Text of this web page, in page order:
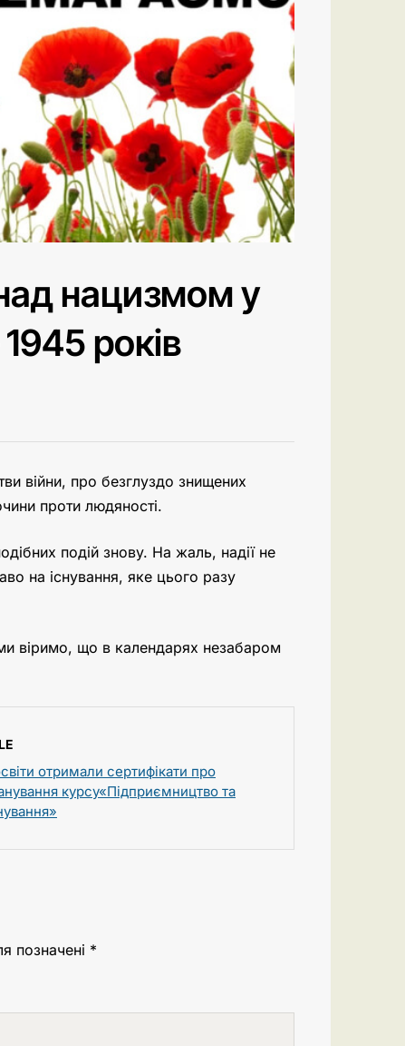
нацизмом у
1945 років
війни, про безглуздо знищених
проти людяності.
подій знову. На жаль, надії не
на існування, яке цього разу
ми віримо, що в календарях незабаром
отримали сертифікати про
курсу«Підприємництво та
позначені *